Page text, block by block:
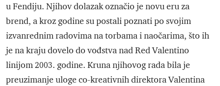
u Fendiju. Njihov dolazak označio je novu eru za
brend, a kroz godine su postali poznati po svojim
izvanrednim radovima na torbama i naočarima, što ih
je na kraju dovelo do vođstva nad Red Valentino
linijom 2003. godine. Kruna njihovog rada bila je
preuzimanje uloge co-kreativnih direktora Valentina